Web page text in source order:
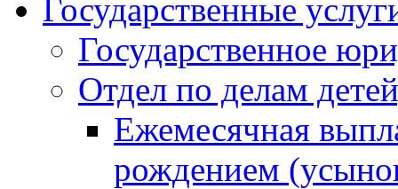
Государственные
Государственное
Отдел по делам
Ежемесячная
рождением